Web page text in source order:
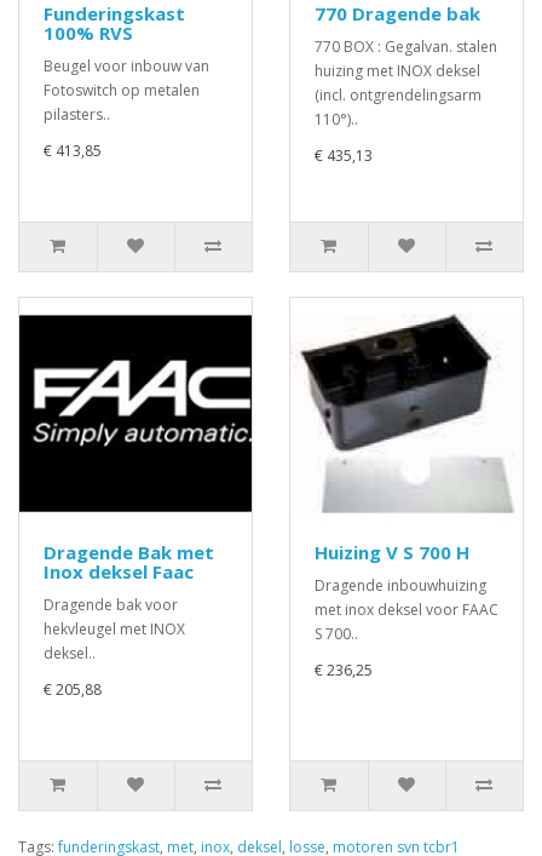
Funderingskast
100% RVS
Beugel voor inbouw van
Fotoswitch op metalen
pilasters..
€ 413,85
770 Dragende bak
770 BOX : Gegalvan. stalen
huizing met INOX deksel
(incl. ontgrendelingsarm
110°)..
€ 435,13
Dragende Bak met
Inox deksel Faac
Dragende bak voor
hekvleugel met INOX
deksel..
€ 205,88
Huizing V S 700 H
Dragende inbouwhuizing
met inox deksel voor FAAC
S 700..
€ 236,25
Tags:funderingskast, met, inox, deksel, losse, motoren svn tcbr1